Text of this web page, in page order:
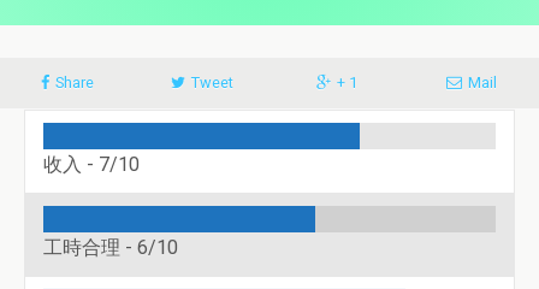
Share Tweet + 1 Mail
收入 - 7/10
工時合理 - 6/10